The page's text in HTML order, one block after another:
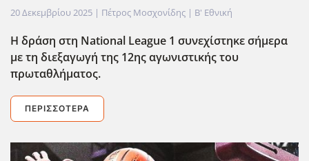
20 Δεκεμβρίου 2025 | Πέτρος Μοσχονίδης | Β' Εθνική
Η δράση στη National League 1 συνεχίστηκε σήμερα
με τη διεξαγωγή της 12ης αγωνιστικής του
πρωταθλήματος.
ΠΕΡΙΣΣΌΤΕΡΑ